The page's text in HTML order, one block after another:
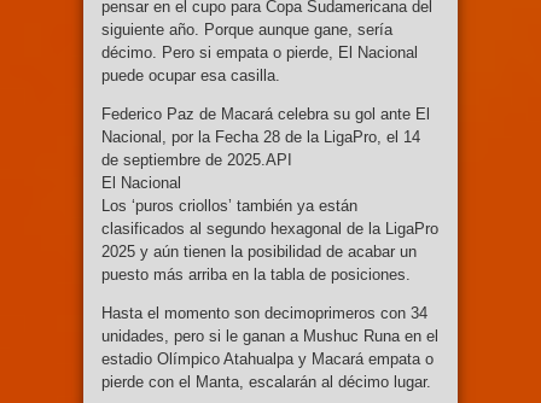
pensar en el cupo para Copa Sudamericana del
siguiente año. Porque aunque gane, sería
décimo. Pero si empata o pierde, El Nacional
puede ocupar esa casilla.
Federico Paz de Macará celebra su gol ante El
Nacional, por la Fecha 28 de la LigaPro, el 14
de septiembre de 2025.API
El Nacional
Los ‘puros criollos’ también ya están
clasificados al segundo hexagonal de la LigaPro
2025 y aún tienen la posibilidad de acabar un
puesto más arriba en la tabla de posiciones.
Hasta el momento son decimoprimeros con 34
unidades, pero si le ganan a Mushuc Runa en el
estadio Olímpico Atahualpa y Macará empata o
pierde con el Manta, escalarán al décimo lugar.